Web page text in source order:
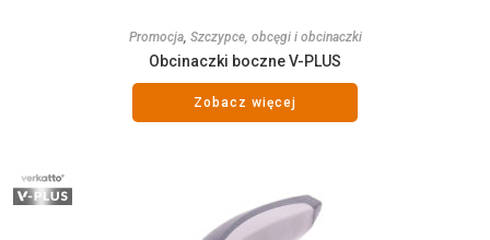
Promocja, Szczypce, obcęgi i obcinaczki
Obcinaczki boczne V-PLUS
Zobacz więcej